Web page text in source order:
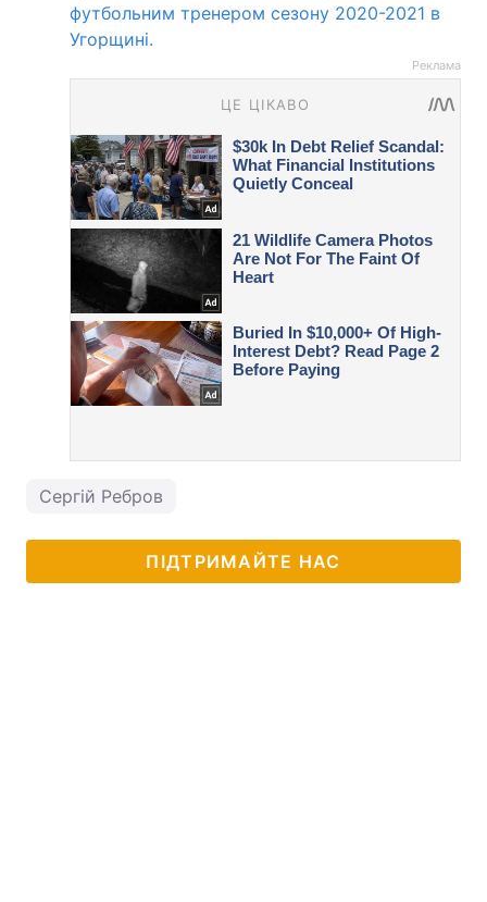
футбольним тренером сезону 2020-2021 в
Угорщині.
Реклама
Сергій Ребров
ПІДТРИМАЙТЕ НАС